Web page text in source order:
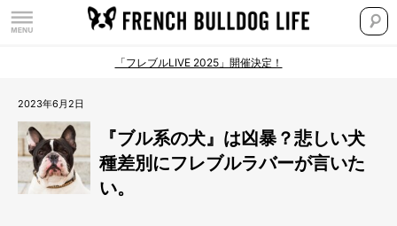
「フレブルLIVE 2025」開催決定！
2023年6月2日
『ブル系の犬』は凶暴？悲しい犬
種差別にフレブルラバーが言いた
い。